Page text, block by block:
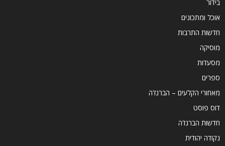
בידור
אוכל ומתכונים
חדשות התרבות
מוסיקה
מסעדות
ספרים
מאחורי הקלעים – הברנז'ה
דוס פוסט
חדשות הברנז'ה
נקודה יהודית